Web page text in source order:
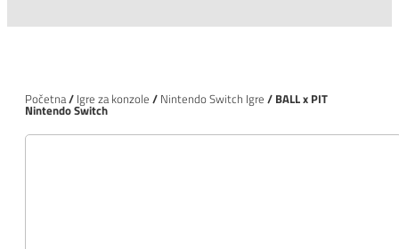
Početna/ Igre za konzole / Nintendo Switch Igre / BALL x PIT
Nintendo Switch